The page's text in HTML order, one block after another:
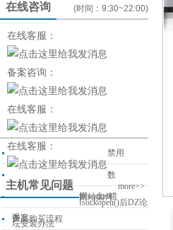
在线咨询 (时间：9:30~22:00)
在线客服：
备案咨询：
在线客服：
在线客服：
主机常见问题 more>>
禁用
fsockopen()后DZ论
坛安装办法
数
据socket错
误
网站如何
备案
产品购买流程